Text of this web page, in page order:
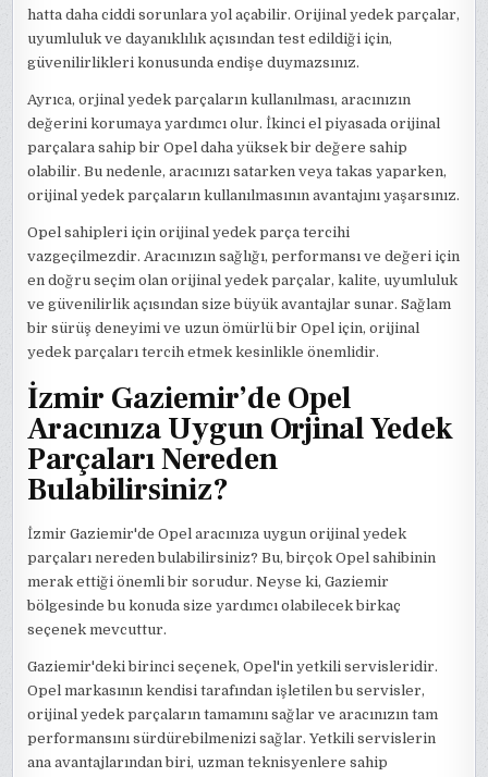
hatta daha ciddi sorunlara yol açabilir. Orijinal yedek parçalar,
uyumluluk ve dayanıklılık açısından test edildiği için,
güvenilirlikleri konusunda endişe duymazsınız.
Ayrıca, orjinal yedek parçaların kullanılması, aracınızın
değerini korumaya yardımcı olur. İkinci el piyasada orijinal
parçalara sahip bir Opel daha yüksek bir değere sahip
olabilir. Bu nedenle, aracınızı satarken veya takas yaparken,
orijinal yedek parçaların kullanılmasının avantajını yaşarsınız.
Opel sahipleri için orijinal yedek parça tercihi
vazgeçilmezdir. Aracınızın sağlığı, performansı ve değeri için
en doğru seçim olan orijinal yedek parçalar, kalite, uyumluluk
ve güvenilirlik açısından size büyük avantajlar sunar. Sağlam
bir sürüş deneyimi ve uzun ömürlü bir Opel için, orijinal
yedek parçaları tercih etmek kesinlikle önemlidir.
İzmir Gaziemir’de Opel
Aracınıza Uygun Orjinal Yedek
Parçaları Nereden
Bulabilirsiniz?
İzmir Gaziemir'de Opel aracınıza uygun orijinal yedek
parçaları nereden bulabilirsiniz? Bu, birçok Opel sahibinin
merak ettiği önemli bir sorudur. Neyse ki, Gaziemir
bölgesinde bu konuda size yardımcı olabilecek birkaç
seçenek mevcuttur.
Gaziemir'deki birinci seçenek, Opel'in yetkili servisleridir.
Opel markasının kendisi tarafından işletilen bu servisler,
orijinal yedek parçaların tamamını sağlar ve aracınızın tam
performansını sürdürebilmenizi sağlar. Yetkili servislerin
ana avantajlarından biri, uzman teknisyenlere sahip